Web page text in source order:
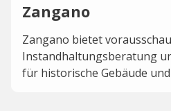
Zangano
Zangano bietet
Instandhaltungsberatung
für historische Gebäude